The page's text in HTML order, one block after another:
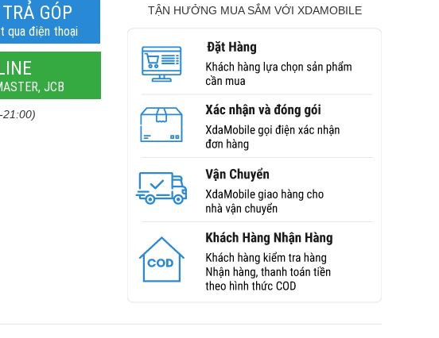
GÓP
qua điện thoại
JCB
21:00)
TẬN HƯỞNG MUA SẮM VỚI XDAMOBILE